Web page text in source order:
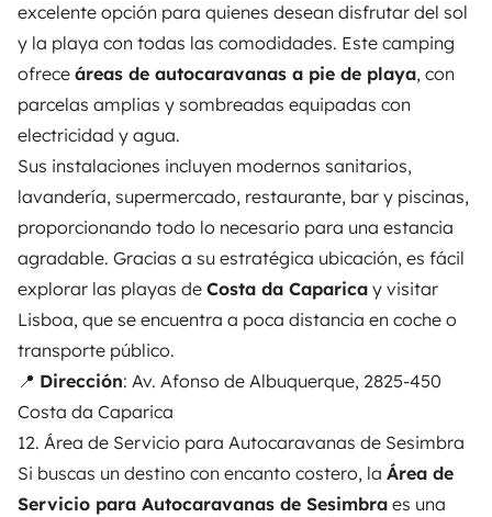
excelente opción para quienes desean disfrutar del sol
y la playa con todas las comodidades. Este camping
ofrece áreas de autocaravanas a pie de playa, con
parcelas amplias y sombreadas equipadas con
electricidad y agua.
Sus instalaciones incluyen modernos sanitarios,
lavandería, supermercado, restaurante, bar y piscinas,
proporcionando todo lo necesario para una estancia
agradable. Gracias a su estratégica ubicación, es fácil
explorar las playas de Costa da Caparica y visitar
Lisboa, que se encuentra a poca distancia en coche o
transporte público.
📍 Dirección: Av. Afonso de Albuquerque, 2825-450
Costa da Caparica
12. Área de Servicio para Autocaravanas de Sesimbra
Si buscas un destino con encanto costero, la Área de
Servicio para Autocaravanas de Sesimbra es una